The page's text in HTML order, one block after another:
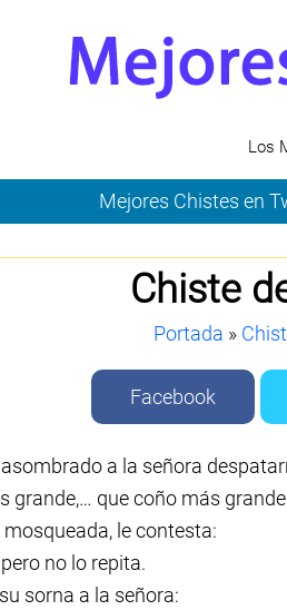
Los
Mejores Chistes en
Chiste
Portada »
Facebook
a la señora
grande,… que coño más
le contesta:
no lo repita.
sorna a la señora: